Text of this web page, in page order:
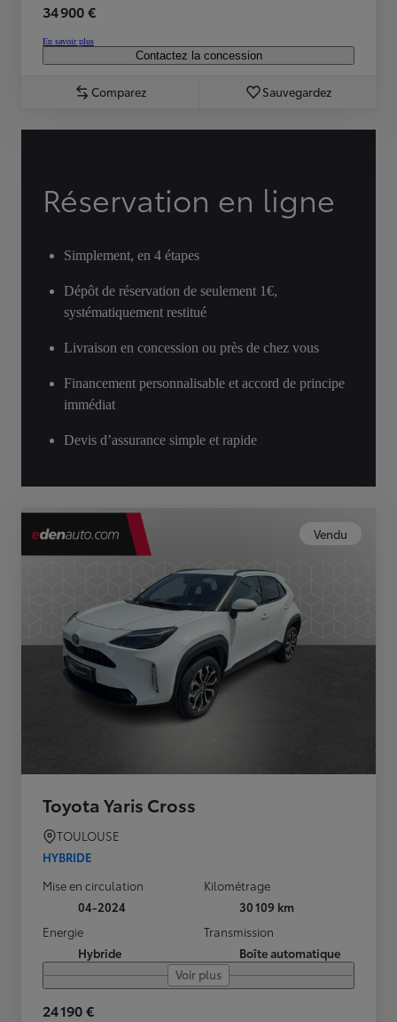
34 900 €
En savoir plus
Contactez la concession
Comparez Sauvegardez
Réservation en ligne
Simplement, en 4 étapes
Dépôt de réservation de seulement 1€,
systématiquement restitué
Livraison en concession ou près de chez vous
Financement personnalisable et accord de principe
immédiat
Devis d’assurance simple et rapide
Vendu
Toyota Yaris Cross
TOULOUSE
HYBRIDE
Mise en circulation
04-2024
Kilométrage
30 109 km
Energie
Hybride
Transmission
Boîte automatique
Voir plus
24 190 €